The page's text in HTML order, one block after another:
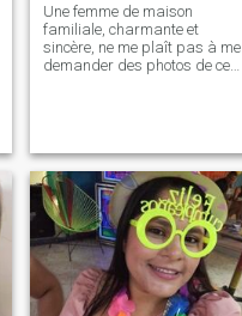
Une femme de maison
familiale, charmante et
sincère, ne me plaît pas à me
demander des photos de ce